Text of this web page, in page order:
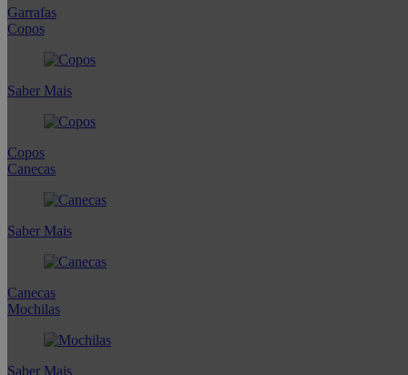
Garrafas
Copos
Saber Mais
Copos
Canecas
Saber Mais
Canecas
Mochilas
Saber Mais